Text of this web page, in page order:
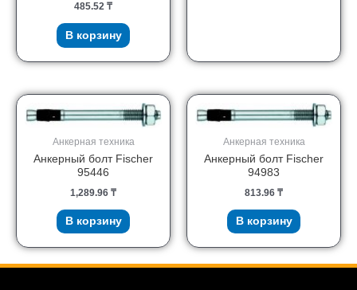
485.52 ₸
В корзину
Анкерная техника
Анкерный болт Fischer
95446
1,289.96 ₸
В корзину
Анкерная техника
Анкерный болт Fischer
94983
813.96 ₸
В корзину